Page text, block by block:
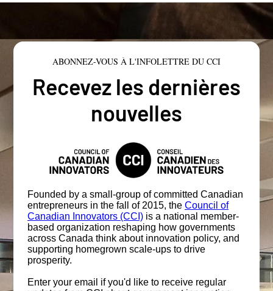
ABONNEZ-VOUS À L'INFOLETTRE DU CCI
Recevez les dernières
nouvelles